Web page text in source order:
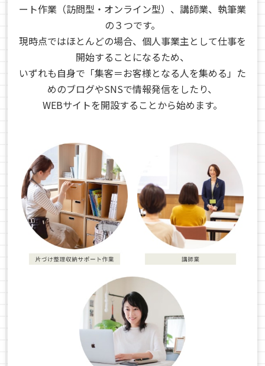
ート作業（訪問型・オンライン型）、講師業、執筆業
の３つです。
現時点ではほとんどの場合、個人事業主として仕事を
開始することになるため、
いずれも自身で「集客＝お客様となる人を集める」た
めのブログやSNSで情報発信をしたり、
WEBサイトを開設することから始めます。